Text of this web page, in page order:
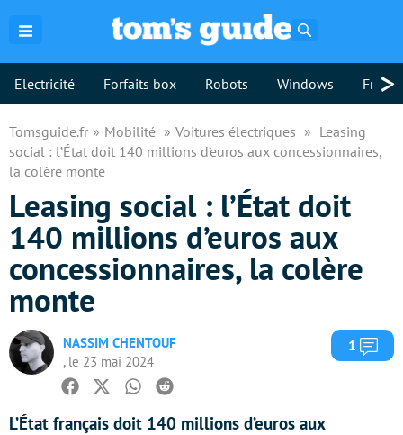
Electricité Forfaits box Robots Windows >
Tomsguide.fr Mobilité Voitures électriques
Leasing
social : l’État doit 140 millions d’euros aux concessionnaires,
la colère monte
Leasing social : l’État doit
140 millions d’euros aux
concessionnaires, la colère
monte
NASSIM CHENTOUF
, le 23 mai 2024
1
Facebook
TwitterWhatsapp
Reddit
L’État français doit 140 millions d’euros aux